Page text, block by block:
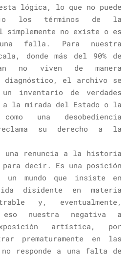
lógica, lo que no puede
los términos de la
no existe o es
una falla. Para nuestra
donde más del 90% de
no viven de manera
el archivo se
un inventario de verdades
a la mirada del Estado o la
una desobediencia
su derecho a la
una renuncia a la historia
para decir. Es una posición
mundo que insiste en
disidente en materia
y, eventualmente,
eso nuestra negativa a
artística, por
prematuramente en las
responde a una falta de